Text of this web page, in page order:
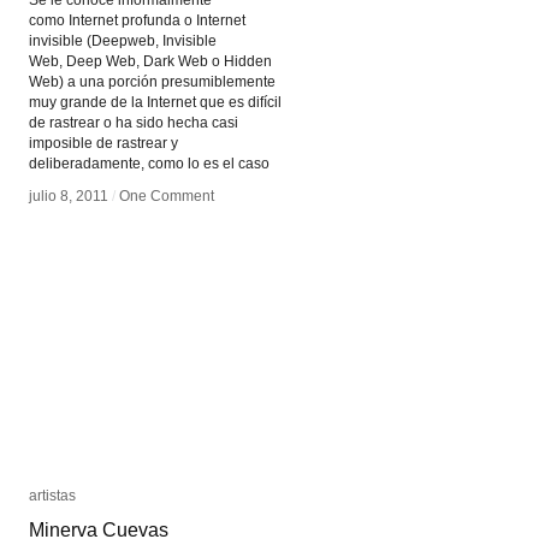
como Internet profunda o Internet
invisible (Deepweb, Invisible
Web, Deep Web, Dark Web o Hidden
Web) a una porción presumiblemente
muy grande de la Internet que es difícil
de rastrear o ha sido hecha casi
imposible de rastrear y
deliberadamente, como lo es el caso
julio 8, 2011 / One Comment
julio 8, 2011 / One Comment
artistas
Minerva Cuevas
artistas
Minerva Cuevas